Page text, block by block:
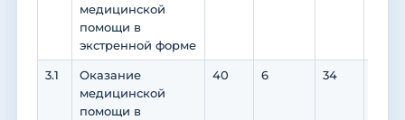
медицинской
помощи в
экстренной форме
3.1
Оказание
медицинской
помощи в
40 6 34